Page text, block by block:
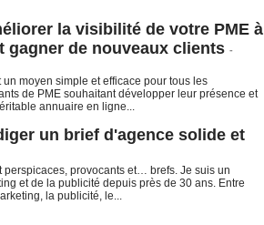
la visibilité de votre PME à
gagner de nouveaux clients -
moyen simple et efficace pour tous les
de PME souhaitant développer leur présence et
annuaire en ligne...
un brief d'agence solide et
perspicaces, provocants et… brefs. Je suis un
et de la publicité depuis près de 30 ans. Entre
la publicité, le...